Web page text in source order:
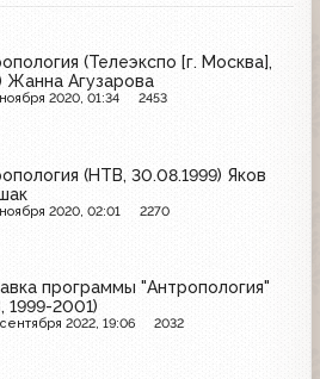
(Телеэкспо [г. Москва],
Жанна Агузарова
2020, 01:34 2453
(НТВ, 30.08.1999) Яков
2020, 02:01 2270
программы "Антропология"
1999-2001)
2022, 19:06 2032